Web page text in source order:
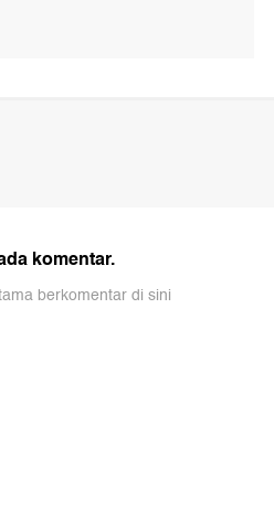
komentar.
berkomentar di sini